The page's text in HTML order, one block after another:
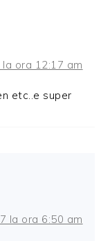
ora 12:17 am
etc..e super
la ora 6:50 am